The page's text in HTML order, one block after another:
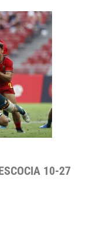
10-27